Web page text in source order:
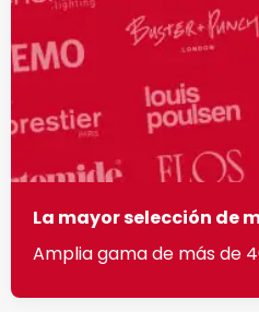
La mayor selección de
Amplia gama de más de